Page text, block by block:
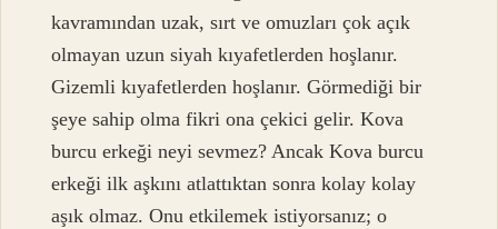
kavramından uzak, sırt ve omuzları çok açık
olmayan uzun siyah kıyafetlerden hoşlanır.
Gizemli kıyafetlerden hoşlanır. Görmediği bir
şeye sahip olma fikri ona çekici gelir. Kova
burcu erkeği neyi sevmez? Ancak Kova burcu
erkeği ilk aşkını atlattıktan sonra kolay kolay
aşık olmaz. Onu etkilemek istiyorsanız; o